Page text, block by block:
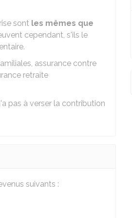
sont les mêmes que
cependant, s'ils le
assurance contre
retraite
pas à verser la contribution
suivants :